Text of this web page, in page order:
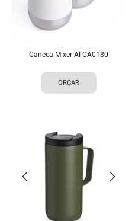
Caneca Mixer AI-CA0180
ORÇAR